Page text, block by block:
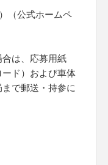
（公式ホームペ
は、応募用紙
ード）および車体
で郵送・持参に